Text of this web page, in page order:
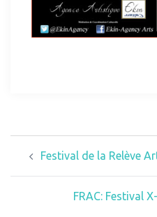
Festival de la Relève
FRAC: Festival